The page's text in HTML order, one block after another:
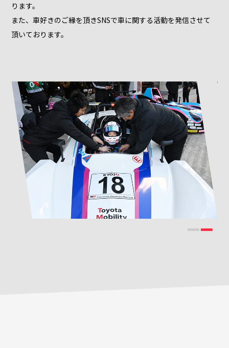
ります。
また、車好きのご縁を頂きSNSで車に関する活動を発信させて
頂いております。